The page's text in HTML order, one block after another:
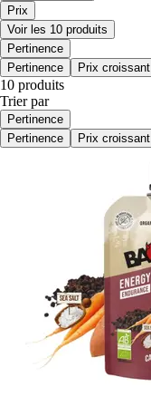
Prix
Voir les 10 produits
Pertinence
Pertinence
Prix croissant
10 produits
Trier par
Pertinence
Pertinence
Prix croissant